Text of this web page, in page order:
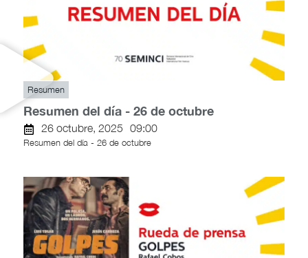
Resumen
Resumen del día - 26 de octubre
26 octubre, 2025 09:00
Resumen del día - 26 de octubre